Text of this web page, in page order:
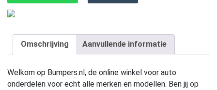
Omschrijving Aanvullende informatie
Welkom op Bumpers.nl, de online winkel voor auto
onderdelen voor echt alle merken en modellen. Ben jij op